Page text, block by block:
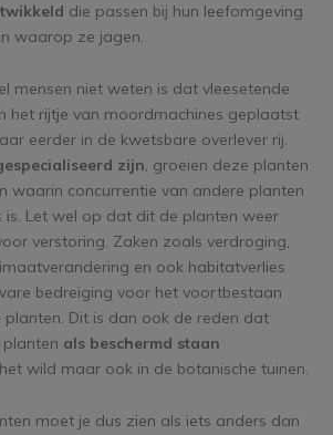
die passen bij hun leefomgeving
waarop ze jagen.
mensen niet weten is dat vleesetende
het rijtje van moordmachines geplaatst
eerder in de kwetsbare overlever rij.
zijn, groeien deze planten
waarin concurrentie van andere planten
is. Let wel op dat dit de planten weer
verstoring. Zaken zoals verdroging,
en ook habitatverlies
bedreiging voor het voortbestaan
planten. Dit is dan ook de reden dat
planten als beschermd staan
wild maar ook in de botanische tuinen.
moet je dus zien als iets anders dan